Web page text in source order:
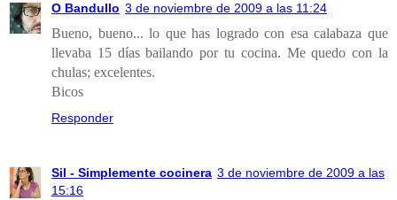
O Bandullo 3 de noviembre de 2009 a las 11:24
Bueno, bueno... lo que has logrado con esa calabaza que
llevaba 15 días bailando por tu cocina. Me quedo con la
chulas; excelentes.
Bicos
Responder
Sil - Simplemente cocinera 3 de noviembre de 2009 a las
15:16